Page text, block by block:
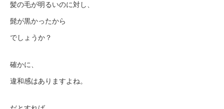
髪の毛が明るいのに対し、
髭が黒かったから
でしょうか？
確かに、
違和感はありますよね。